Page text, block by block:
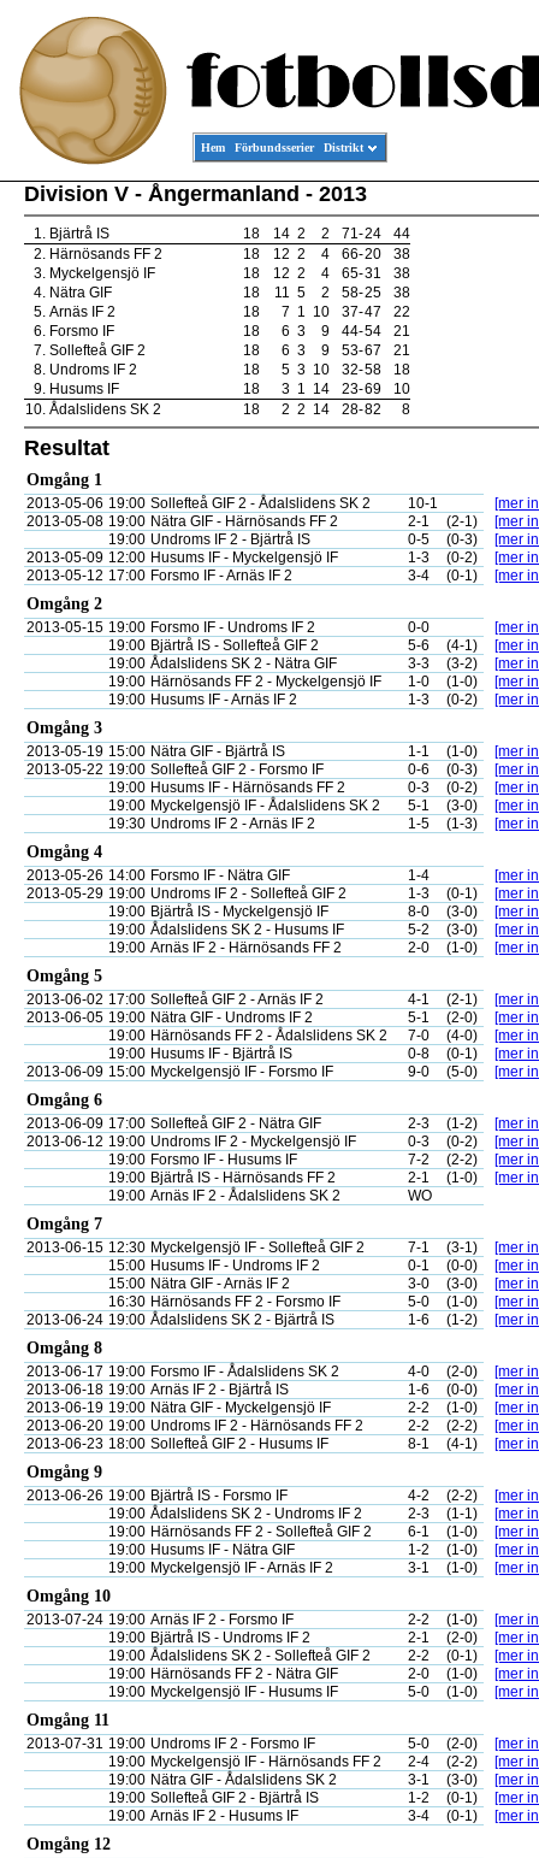
Hem Förbundsserier Distrikt
Division V - Ångermanland - 2013
1. Bjärtrå IS 18 14 2 2 71-24
44
2. Härnösands FF 2 18 12 2 4 66-20
38
3. Myckelgensjö IF 18 12 2 4 65-31
38
4. Nätra GIF 18 11 5 2 58-25
38
5. Arnäs IF 2 18 7 1 10 37-47
22
6. Forsmo IF 18 6 3 9 44-54
21
7. Sollefteå GIF 2 18 6 3 9 53-67
21
8. Undroms IF 2 18 5 3 10 32-58
18
9. Husums IF 18 3 1 14 23-69
10
10. Ådalslidens SK 2 18 2 2 14 28-82 8
Resultat
Omgång 1
2013-05-06 19:00 Sollefteå GIF 2 - Ådalslidens SK 2 10-1
[mer
2013-05-08 19:00 Nätra GIF - Härnösands FF 2 2-1 (2-1)
[mer
19:00 Undroms IF 2 - Bjärtrå IS 0-5 (0-3)
[mer
2013-05-09 12:00 Husums IF - Myckelgensjö IF 1-3 (0-2)
[mer
2013-05-12 17:00 Forsmo IF - Arnäs IF 2 3-4 (0-1) [mer
Omgång 2
2013-05-15 19:00 Forsmo IF - Undroms IF 2 0-0
[mer
19:00 Bjärtrå IS - Sollefteå GIF 2 5-6 (4-1)
[mer
19:00 Ådalslidens SK 2 - Nätra GIF 3-3 (3-2)
[mer
19:00 Härnösands FF 2 - Myckelgensjö IF 1-0 (1-0)
[mer
19:00 Husums IF - Arnäs IF 2 1-3 (0-2) [mer
Omgång 3
2013-05-19 15:00 Nätra GIF - Bjärtrå IS 1-1 (1-0)
[mer
2013-05-22 19:00 Sollefteå GIF 2 - Forsmo IF 0-6 (0-3)
[mer
19:00 Husums IF - Härnösands FF 2 0-3 (0-2)
[mer
19:00 Myckelgensjö IF - Ådalslidens SK 2 5-1 (3-0)
[mer
19:30 Undroms IF 2 - Arnäs IF 2 1-5 (1-3) [mer
Omgång 4
2013-05-26 14:00 Forsmo IF - Nätra GIF 1-4
[mer
2013-05-29 19:00 Undroms IF 2 - Sollefteå GIF 2 1-3 (0-1)
[mer
19:00 Bjärtrå IS - Myckelgensjö IF 8-0 (3-0)
[mer
19:00 Ådalslidens SK 2 - Husums IF 5-2 (3-0)
[mer
19:00 Arnäs IF 2 - Härnösands FF 2 2-0 (1-0) [mer
Omgång 5
2013-06-02 17:00 Sollefteå GIF 2 - Arnäs IF 2 4-1 (2-1)
[mer
2013-06-05 19:00 Nätra GIF - Undroms IF 2 5-1 (2-0)
[mer
19:00 Härnösands FF 2 - Ådalslidens SK 2 7-0 (4-0)
[mer
19:00 Husums IF - Bjärtrå IS 0-8 (0-1)
[mer
2013-06-09 15:00 Myckelgensjö IF - Forsmo IF 9-0 (5-0) [mer
Omgång 6
2013-06-09 17:00 Sollefteå GIF 2 - Nätra GIF 2-3 (1-2)
[mer
2013-06-12 19:00 Undroms IF 2 - Myckelgensjö IF 0-3 (0-2)
[mer
19:00 Forsmo IF - Husums IF 7-2 (2-2)
[mer
19:00 Bjärtrå IS - Härnösands FF 2 2-1 (1-0)
[mer
19:00 Arnäs IF 2 - Ådalslidens SK 2 WO
Omgång 7
2013-06-15 12:30 Myckelgensjö IF - Sollefteå GIF 2 7-1 (3-1)
[mer
15:00 Husums IF - Undroms IF 2 0-1 (0-0)
[mer
15:00 Nätra GIF - Arnäs IF 2 3-0 (3-0)
[mer
16:30 Härnösands FF 2 - Forsmo IF 5-0 (1-0)
[mer
2013-06-24 19:00 Ådalslidens SK 2 - Bjärtrå IS 1-6 (1-2) [mer
Omgång 8
2013-06-17 19:00 Forsmo IF - Ådalslidens SK 2 4-0 (2-0)
[mer
2013-06-18 19:00 Arnäs IF 2 - Bjärtrå IS 1-6 (0-0)
[mer
2013-06-19 19:00 Nätra GIF - Myckelgensjö IF 2-2 (1-0)
[mer
2013-06-20 19:00 Undroms IF 2 - Härnösands FF 2 2-2 (2-2)
[mer
2013-06-23 18:00 Sollefteå GIF 2 - Husums IF 8-1 (4-1) [mer
Omgång 9
2013-06-26 19:00 Bjärtrå IS - Forsmo IF 4-2 (2-2)
[mer
19:00 Ådalslidens SK 2 - Undroms IF 2 2-3 (1-1)
[mer
19:00 Härnösands FF 2 - Sollefteå GIF 2 6-1 (1-0)
[mer
19:00 Husums IF - Nätra GIF 1-2 (1-0)
[mer
19:00 Myckelgensjö IF - Arnäs IF 2 3-1 (1-0) [mer
Omgång 10
2013-07-24 19:00 Arnäs IF 2 - Forsmo IF 2-2 (1-0)
[mer
19:00 Bjärtrå IS - Undroms IF 2 2-1 (2-0)
[mer
19:00 Ådalslidens SK 2 - Sollefteå GIF 2 2-2 (0-1)
[mer
19:00 Härnösands FF 2 - Nätra GIF 2-0 (1-0)
[mer
19:00 Myckelgensjö IF - Husums IF 5-0 (1-0) [mer
Omgång 11
2013-07-31 19:00 Undroms IF 2 - Forsmo IF 5-0 (2-0)
[mer
19:00 Myckelgensjö IF - Härnösands FF 2 2-4 (2-2)
[mer
19:00 Nätra GIF - Ådalslidens SK 2 3-1 (3-0)
[mer
19:00 Sollefteå GIF 2 - Bjärtrå IS 1-2 (0-1)
[mer
19:00 Arnäs IF 2 - Husums IF 3-4 (0-1) [mer
Omgång 12